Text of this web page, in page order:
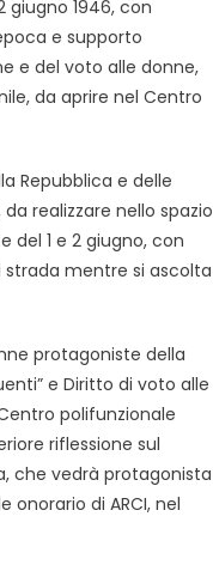
giugno 1946, con
e supporto
e del voto alle donne,
da aprire nel Centro
Repubblica e delle
realizzare nello spazio
del 1 e 2 giugno, con
mentre si ascolta
protagoniste della
e Diritto di voto alle
polifunzionale
riflessione sul
che vedrà protagonista
onorario di ARCI, nel